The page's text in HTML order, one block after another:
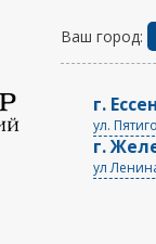
Ваш город:
г.
ул.
г.
ул